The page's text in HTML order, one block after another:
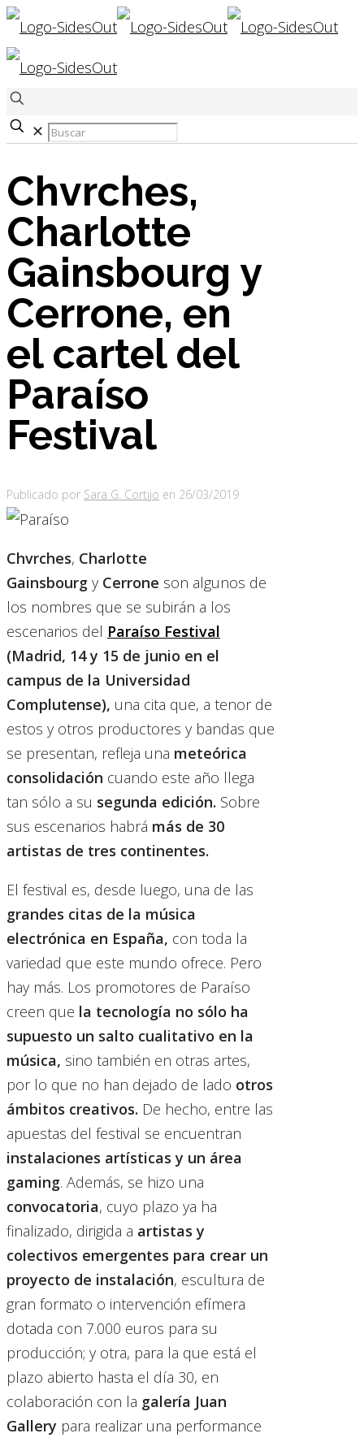
✕
Chvrches,
Charlotte
Gainsbourg y
Cerrone, en
el cartel del
Paraíso
Festival
Publicado por Sara G. Cortijo en 26/03/2019
Chvrches, Charlotte
Gainsbourg y Cerrone son algunos de
los nombres que se subirán a los
escenarios del Paraíso Festival
(Madrid, 14 y 15 de junio en el
campus de la Universidad
Complutense), una cita que, a tenor de
estos y otros productores y bandas que
se presentan, refleja una meteórica
consolidación cuando este año llega
tan sólo a su segunda edición. Sobre
sus escenarios habrá más de 30
artistas de tres continentes.
El festival es, desde luego, una de las
grandes citas de la música
electrónica en España, con toda la
variedad que este mundo ofrece. Pero
hay más. Los promotores de Paraíso
creen que la tecnología no sólo ha
supuesto un salto cualitativo en la
música, sino también en otras artes,
por lo que no han dejado de lado otros
ámbitos creativos. De hecho, entre las
apuestas del festival se encuentran
instalaciones artísticas y un área
gaming. Además, se hizo una
convocatoria, cuyo plazo ya ha
finalizado, dirigida a artistas y
colectivos emergentes para crear un
proyecto de instalación, escultura de
gran formato o intervención efímera
dotada con 7.000 euros para su
producción; y otra, para la que está el
plazo abierto hasta el día 30, en
colaboración con la galería Juan
Gallery para realizar una performance